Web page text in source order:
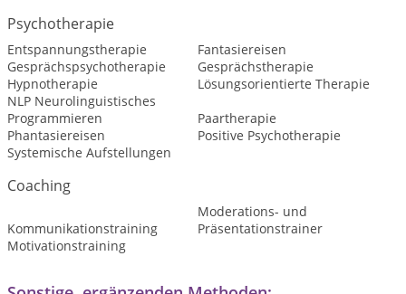
Psychotherapie
Entspannungstherapie
Fantasiereisen
Gesprächspsychotherapie
Gesprächstherapie
Hypnotherapie
Lösungsorientierte Therapie
NLP Neurolinguistisches
Programmieren
Paartherapie
Phantasiereisen
Positive Psychotherapie
Systemische Aufstellungen
Coaching
Kommunikationstraining
Moderations- und
Präsentationstrainer
Motivationstraining